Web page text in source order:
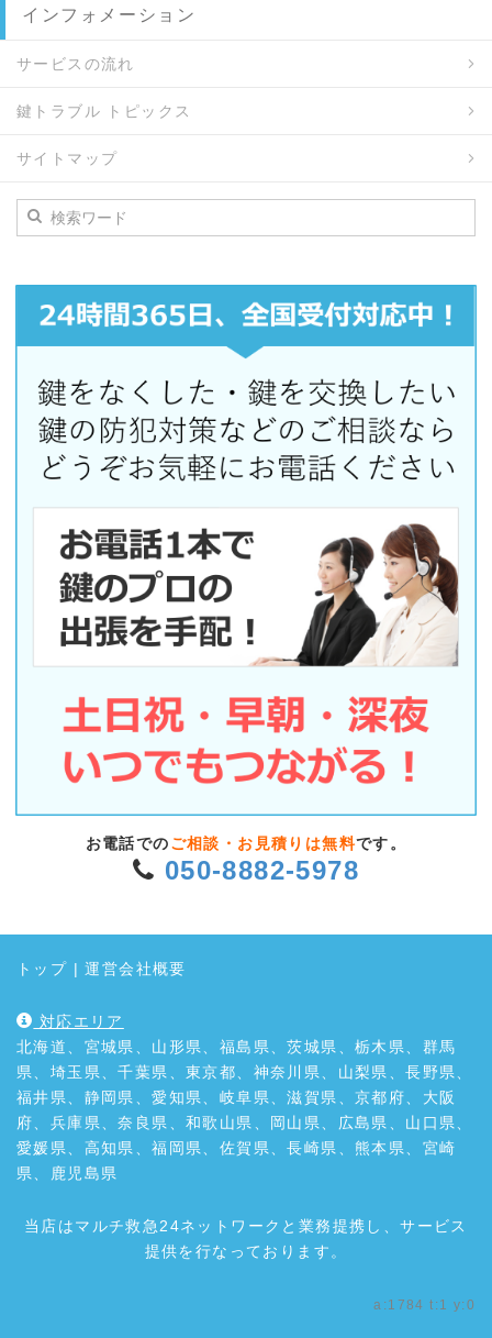
インフォメーション
サービスの流れ
鍵トラブル トピックス
サイトマップ
お電話での ご相談・お見積りは無料です。
050-8882-5978
トップ |運営会社概要
対応エリア
北海道、宮城県、山形県、福島県、茨城県、栃木県、群馬
県、埼玉県、千葉県、東京都、神奈川県、山梨県、長野県、
福井県、静岡県、愛知県、岐阜県、滋賀県、京都府、大阪
府、兵庫県、奈良県、和歌山県、岡山県、広島県、山口県、
愛媛県、高知県、福岡県、佐賀県、長崎県、熊本県、宮崎
県、鹿児島県
当店はマルチ救急24ネットワークと業務提携し、サービス
提供を行なっております。
a:1784 t:1 y:0